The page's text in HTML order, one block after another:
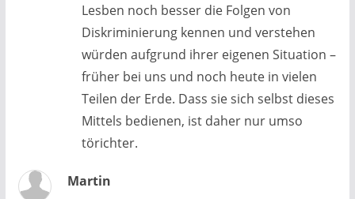
Lesben noch besser die Folgen von
Diskriminierung kennen und verstehen
würden aufgrund ihrer eigenen Situation –
früher bei uns und noch heute in vielen
Teilen der Erde. Dass sie sich selbst dieses
Mittels bedienen, ist daher nur umso
törichter.
Martin